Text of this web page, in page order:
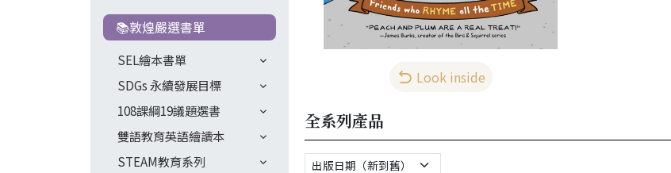
📚敦煌嚴選書單
SEL繪本書單
SDGs 永續發展目標
108課綱19議題選書
雙語教育英語繪讀本
STEAM教育系列
Look inside
全系列產品